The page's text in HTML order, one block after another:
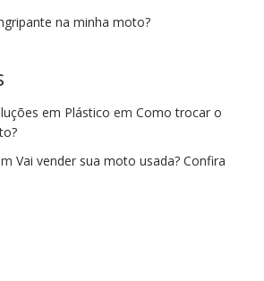
na minha moto?
em Plástico em Como trocar o
Vai vender sua moto usada? Confira